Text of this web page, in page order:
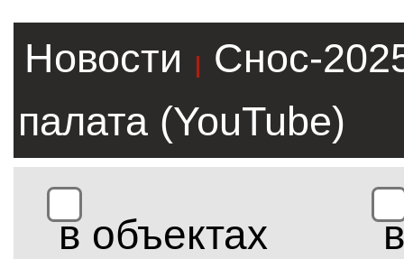
Новости |
Снос-
палата (YouTube)
в объектах
в